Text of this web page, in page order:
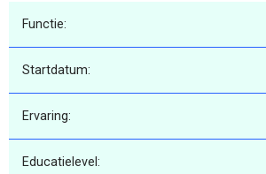
Functie:
Startdatum:
Ervaring:
Educatielevel: